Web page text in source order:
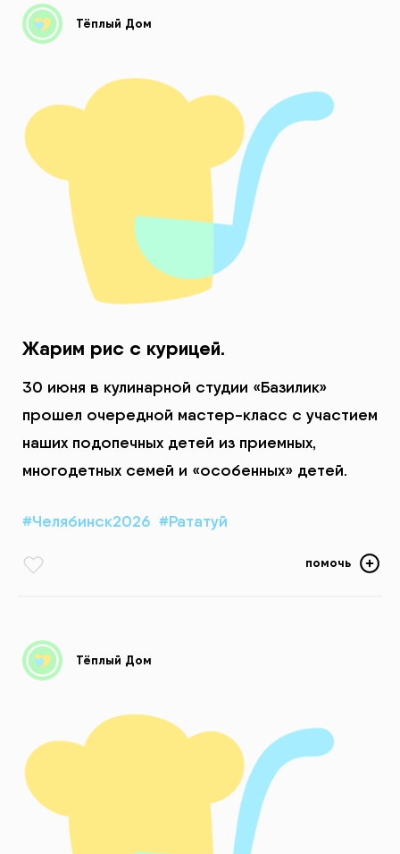
Тёплый Дом
Жарим рис с курицей.
30 июня в кулинарной студии «Базилик»
прошел очередной мастер-класс с участием
наших подопечных детей из приемных,
многодетных семей и «особенных» детей.
#Челябинск2026 #Рататуй
помочь
Тёплый Дом